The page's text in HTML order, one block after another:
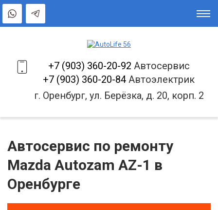
+7 (903) 360-20-92 Автосервис
+7 (903) 360-20-84 Автоэлектрик
г. Оренбург, ул. Берёзка, д. 20, корп. 2
Автосервис по ремонту
Mazda Autozam AZ-1 в
Оренбурге